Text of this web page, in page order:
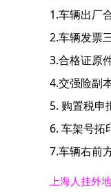
1.车辆出厂
2.车辆发票
3.合格证原
4.交强险副
5. 购置税申
6. 车架号拓
7.车辆右前
上海人挂外